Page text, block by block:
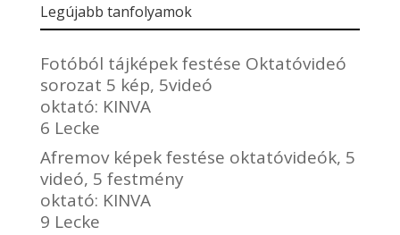
Legújabb tanfolyamok
Fotóból tájképek festése Oktatóvideó
sorozat 5 kép, 5videó
oktató: KINVA
6 Lecke
Afremov képek festése oktatóvideók, 5
videó, 5 festmény
oktató: KINVA
9 Lecke